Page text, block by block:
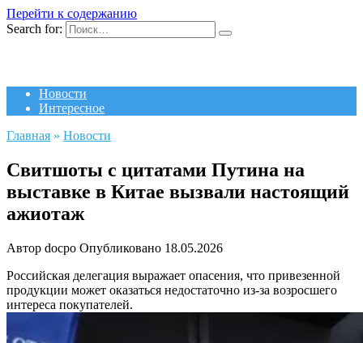
Перейти к содержанию
Search for:
Новости
Интересное
Главная » Новости
Свитшоты с цитатами Путина на
выставке в Китае вызвали настоящий
ажиотаж
Автор docpo Опубликовано 18.05.2026
Российская делегация выражает опасения, что привезенной
продукции может оказаться недостаточно из-за возросшего
интереса покупателей.